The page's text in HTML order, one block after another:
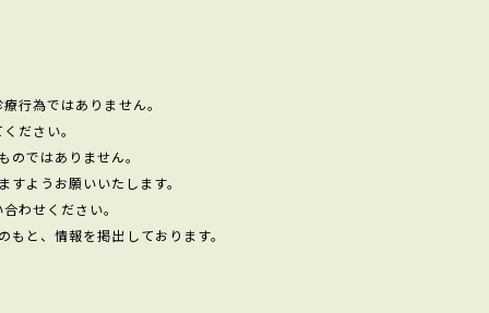
行為ではありません。
ださい。
ではありません。
すようお願いいたします。
わせください。
と、情報を掲出しております。